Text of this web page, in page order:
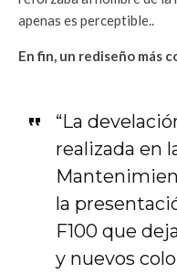
apenas es perceptible..
En fin, un rediseño más
“La
realizada en
la
F100 que
y nuevos